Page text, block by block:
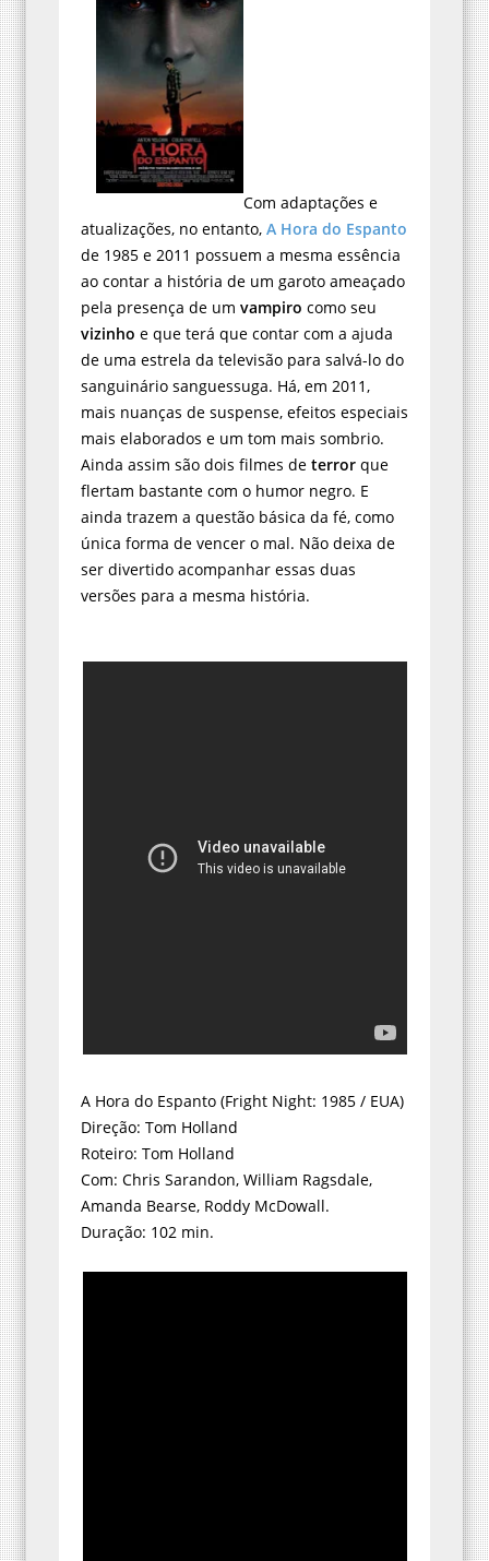
Com adaptações e
atualizações, no entanto, A Hora do Espanto
de 1985 e 2011 possuem a mesma essência
ao contar a história de um garoto ameaçado
pela presença de um vampiro como seu
vizinho e que terá que contar com a ajuda
de uma estrela da televisão para salvá-lo do
sanguinário sanguessuga. Há, em 2011,
mais nuanças de suspense, efeitos especiais
mais elaborados e um tom mais sombrio.
Ainda assim são dois filmes de terror que
flertam bastante com o humor negro. E
ainda trazem a questão básica da fé, como
única forma de vencer o mal. Não deixa de
ser divertido acompanhar essas duas
versões para a mesma história.
A Hora do Espanto (Fright Night: 1985 / EUA)
Direção: Tom Holland
Roteiro: Tom Holland
Com: Chris Sarandon, William Ragsdale,
Amanda Bearse, Roddy McDowall.
Duração: 102 min.